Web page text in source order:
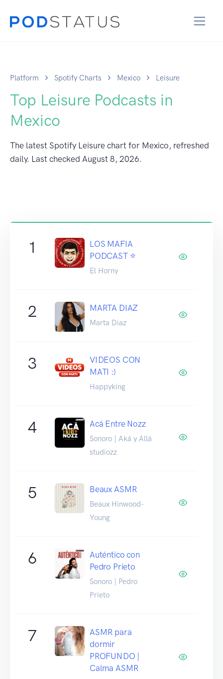
Platform Spotify Charts Mexico Leisure
Top Leisure Podcasts in
Mexico
The latest Spotify Leisure chart for Mexico, refreshed
daily. Last checked August 8, 2026.
1
LOS MAFIA
PODCAST ⭐️
El Horny
2 MARTA DIAZ
Marta Diaz
3
VIDEOS CON
MATI :)
Happyking
4 Acá Entre Nozz
Sonoro | Aká y Allá
studiozz
5 Beaux ASMR
Beaux Hinwood-
Young
6
Auténtico con
Pedro Prieto
Sonoro | Pedro
Prieto
7
ASMR para
dormir
PROFUNDO |
Calma ASMR